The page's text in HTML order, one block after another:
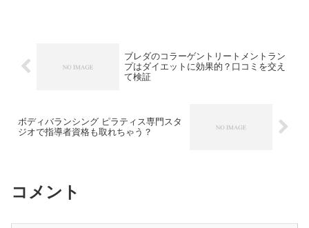
ブレダのコラーゲントリートメントラン
プはダイエットに効果的？口コミを交え
て検証
ボディバランシング ピラティス専門スタ
ジオで指導者資格も取れちゃう？
コメント